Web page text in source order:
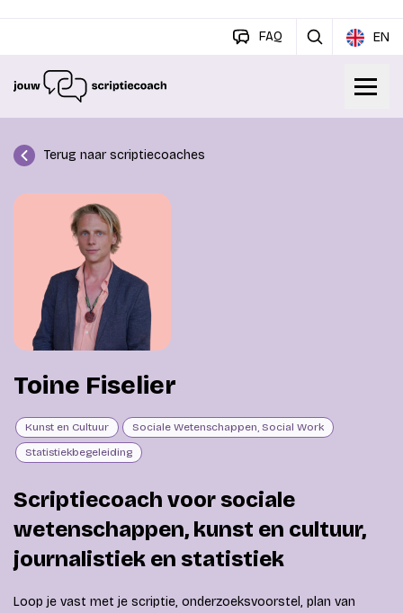
FAQ EN
Terug naar scriptiecoaches
Toine Fiselier
Kunst en Cultuur
Sociale Wetenschappen, Social Work
Statistiekbegeleiding
Scriptiecoach voor sociale
wetenschappen, kunst en cultuur,
journalistiek en statistiek
Loop je vast met je scriptie, onderzoeksvoorstel, plan van